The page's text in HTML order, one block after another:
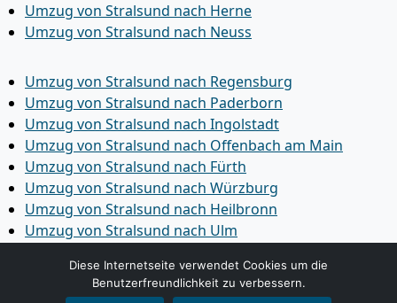
Umzug von Stralsund nach Herne
Umzug von Stralsund nach Neuss
Umzug von Stralsund nach Regensburg
Umzug von Stralsund nach Paderborn
Umzug von Stralsund nach Ingolstadt
Umzug von Stralsund nach Offenbach am Main
Umzug von Stralsund nach Fürth
Umzug von Stralsund nach Würzburg
Umzug von Stralsund nach Heilbronn
Umzug von Stralsund nach Ulm
Umzug von Stralsund nach Wolfsburg
Umzug von Stralsund nach Bottrop
Diese Internetseite verwendet Cookies um die
Benutzerfreundlichkeit zu verbessern.